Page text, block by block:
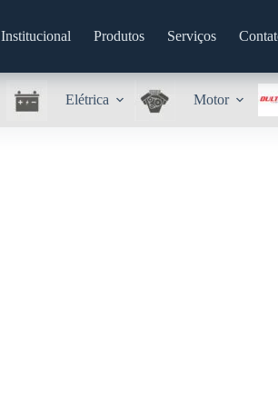
Institucional Produtos Serviços
Elétrica Motor